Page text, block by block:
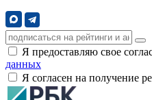
Я предоставляю свое
данных
Я согласен на получение